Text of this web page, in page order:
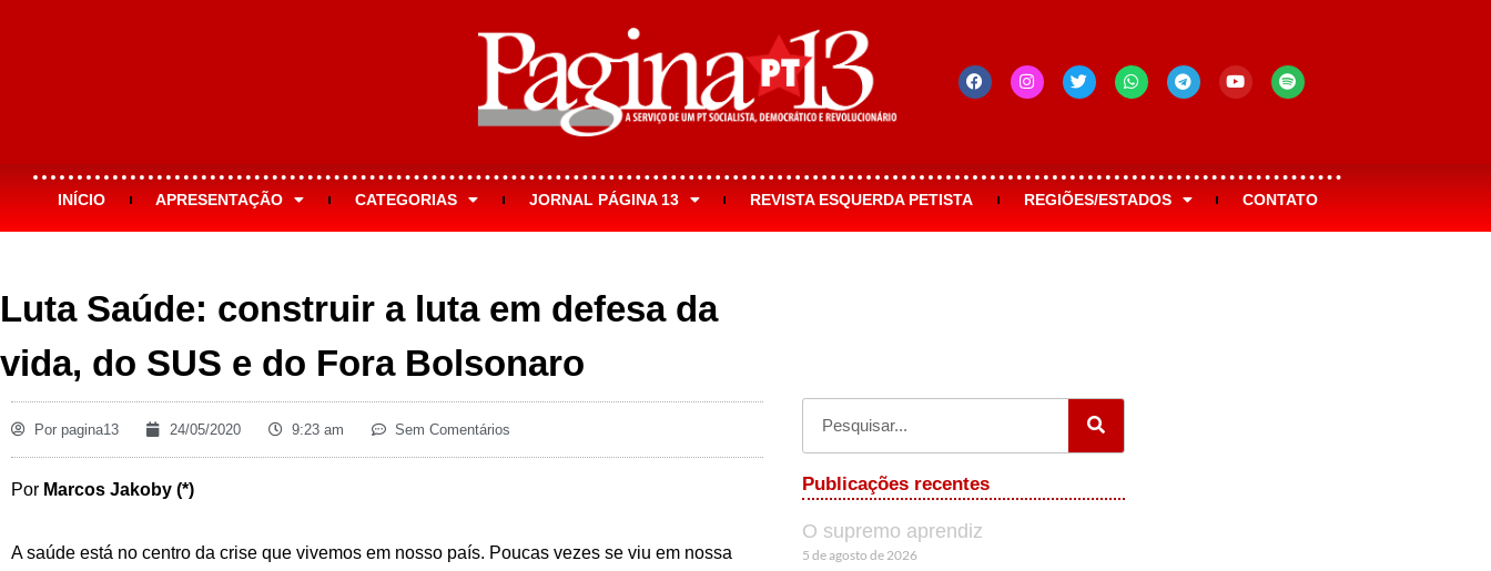
INÍCIO APRESENTAÇÃO CATEGORIAS JORNAL PÁGINA 13 REVISTA ESQUERDA PETISTA REGIÕES/ESTADOS CONTATO
Luta Saúde: construir a luta em defesa da
vida, do SUS e do Fora Bolsonaro
Por pagina13 24/05/2020 9:23 am Sem Comentários
Por Marcos Jakoby (*)
A saúde está no centro da crise que vivemos em nosso país. Poucas vezes se viu em nossa
Publicações recentes
O supremo aprendiz
5 de agosto de 2026